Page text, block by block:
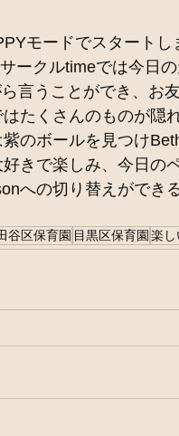
モードでスタート
ークルtimeでは今日
言うことができ、お
たくさんのものが隠
のボールを見つけ
きで楽しみ、今日の
への切り替えができ
谷区保育園 目黒区保育園 楽し